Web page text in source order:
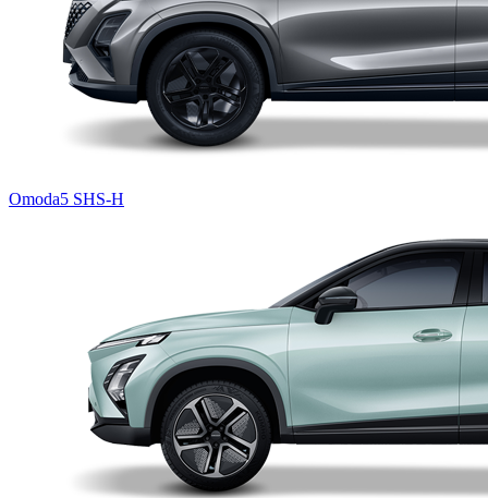
Omoda5 SHS-H